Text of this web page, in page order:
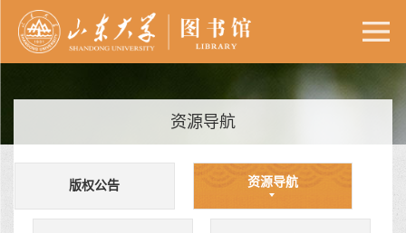
资源导航
版权公告 资源导航